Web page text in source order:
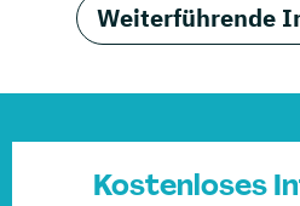
Weiterführende
Kostenloses